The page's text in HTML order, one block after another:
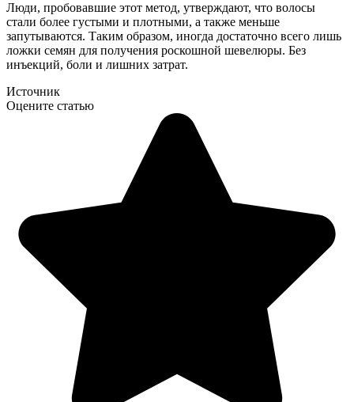
Люди, пробовавшие этот метод, утверждают, что волосы
стали более густыми и плотными, а также меньше
запутываются. Таким образом, иногда достаточно всего лишь
ложки семян для получения роскошной шевелюры. Без
инъекций, боли и лишних затрат.
Источник
Оцените статью